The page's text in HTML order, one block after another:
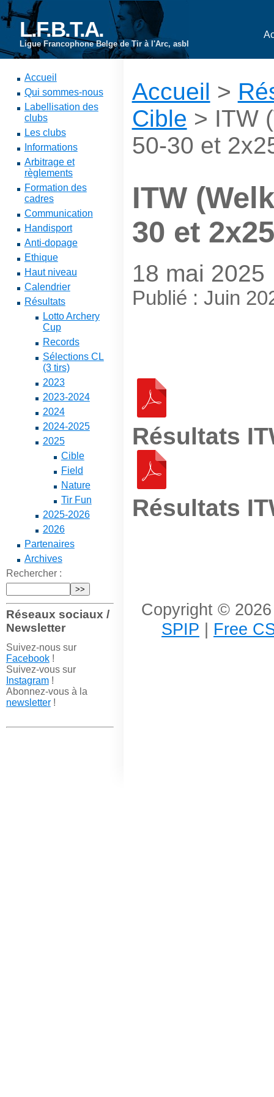
L.F.B.T.A.
Ligue Francophone Belge de Tir à l'Arc, asbl
Accueil
Qui sommes-nous
Labellisation des
clubs
Les clubs
Informations
Arbitrage et
règlements
Formation des
cadres
Communication
Handisport
Anti-dopage
Ethique
Haut niveau
Calendrier
Résultats
Lotto Archery
Cup
Records
Sélections CL
(3 tirs)
2023
2023-2024
2024
2024-2025
2025
Cible
Field
Nature
Tir Fun
2025-2026
2026
Partenaires
Archives
Rechercher :
Réseaux sociaux /
Newsletter
Suivez-nous sur
Facebook!
Suivez-vous sur
Instagram!
Abonnez-vous à la
newsletter!
Accueil >
Cible > ITW
50-30 et
ITW
30 et 2x25
18 mai 2025
Publié : Juin
Résultats
Résultats
Copyright ©
SPIP | Free